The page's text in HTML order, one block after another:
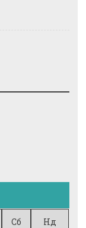
Сб Нд